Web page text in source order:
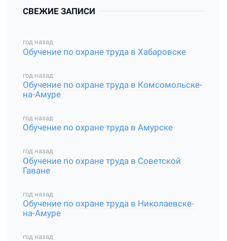
СВЕЖИЕ ЗАПИСИ
год назад
Обучение по охране труда в Хабаровске
год назад
Обучение по охране труда в Комсомольске-
на-Амуре
год назад
Обучение по охране труда в Амурске
год назад
Обучение по охране труда в Советской
Гаване
год назад
Обучение по охране труда в Николаевске-
на-Амуре
год назад